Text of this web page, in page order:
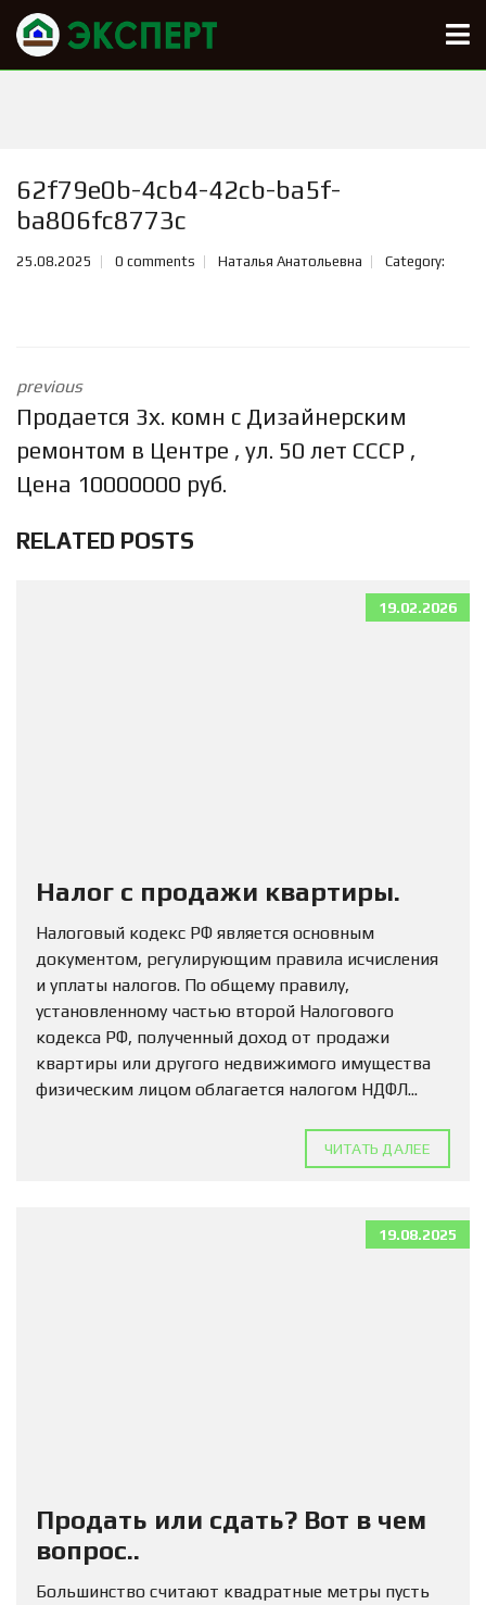
62f79e0b-4cb4-42cb-ba5f-
ba806fc8773c
25.08.2025 0 comments Наталья Анатольевна Category:
previous
Продается 3х. комн с Дизайнерским
ремонтом в Центре , ул. 50 лет СССР ,
Цена 10000000 руб.
RELATED POSTS
19.02.2026
Налог с продажи квартиры.
Налоговый кодекс РФ является основным
документом, регулирующим правила исчисления
и уплаты налогов. По общему правилу,
установленному частью второй Налогового
кодекса РФ, полученный доход от продажи
квартиры или другого недвижимого имущества
физическим лицом облагается налогом НДФЛ...
ЧИТАТЬ ДАЛЕЕ
19.08.2025
Продать или сдать? Вот в чем
вопрос..
Большинство считают квадратные метры пусть